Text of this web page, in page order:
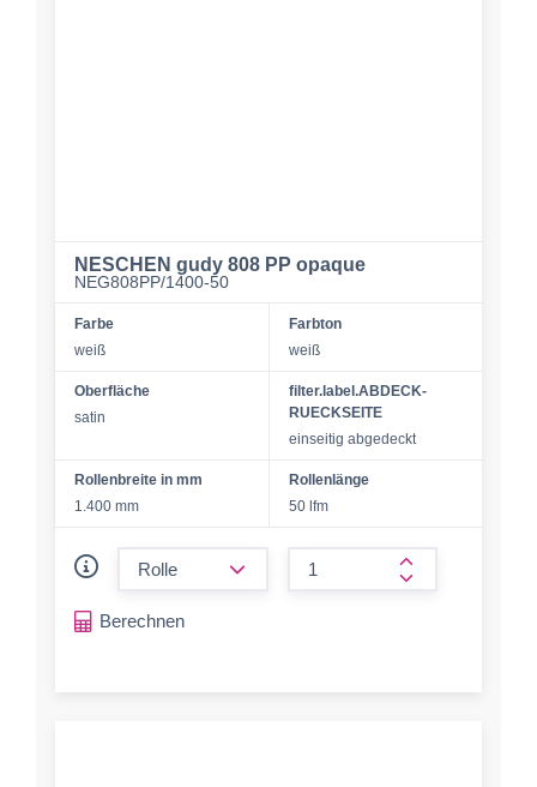
NESCHEN gudy 808 PP opaque
NEG808PP/1400-50
Farbe
weiß
Farbton
weiß
Oberfläche
satin
filter.label.ABDECK-
RUECKSEITE
einseitig abgedeckt
Rollenbreite in mm
1.400 mm
Rollenlänge
50 lfm
form.increase-
Berechnen